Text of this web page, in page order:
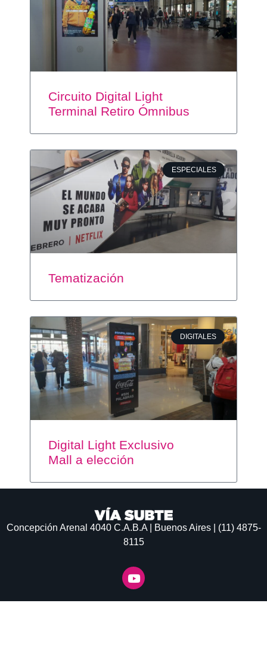
Circuito Digital Light
Terminal Retiro Ómnibus
ESPECIALES
Tematización
DIGITALES
Digital Light Exclusivo
Mall a elección
Concepción Arenal 4040C.A.B.A | Buenos Aires | (11) 4875-
8115